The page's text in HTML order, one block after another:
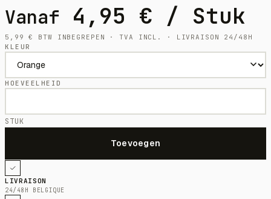
Vanaf 4,95 € / Stuk
5,99€
BTW INBEGREPEN · TVA INCL. · LIVRAISON 24/48H
KLEUR
HOEVEELHEID
STUK
LIVRAISON
24/48H BELGIQUE